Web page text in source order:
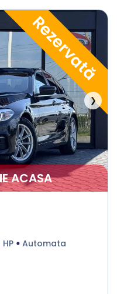
Rezervată
❯
ACASA
HP Automata